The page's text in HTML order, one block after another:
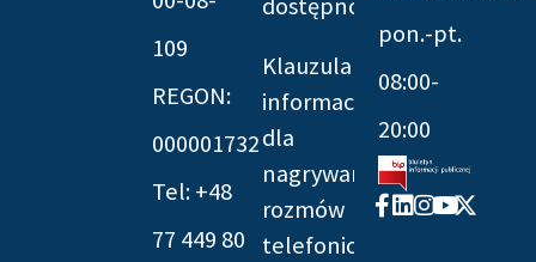
109
REGON:
000001732
Tel: +48
77 449 80
Klauzula
informacyjna
dla
nagrywania
rozmów
telefonicznych
pon.-pt.
08:00-
20:00
Facebook-
f
Linkedin
Instagram
Youtube
X-
twitter